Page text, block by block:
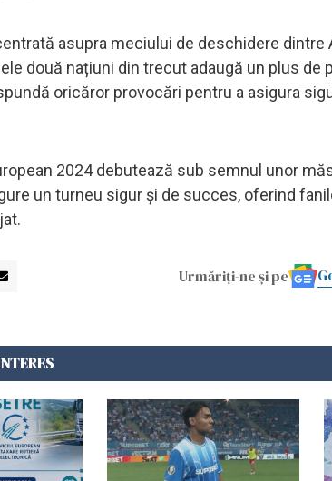
asupra meciului de deschidere
două națiuni din trecut adaugă un plus
oricăror provocări pentru a asigura
2024 debutează sub semnul unor
un turneu sigur și de succes, oferind
Urmăriți-ne și pe